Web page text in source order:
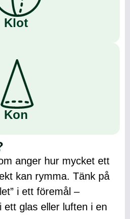
Klot
Kon
anger hur mycket ett
kan rymma. Tänk på
i ett föremål –
ett glas eller luften i en